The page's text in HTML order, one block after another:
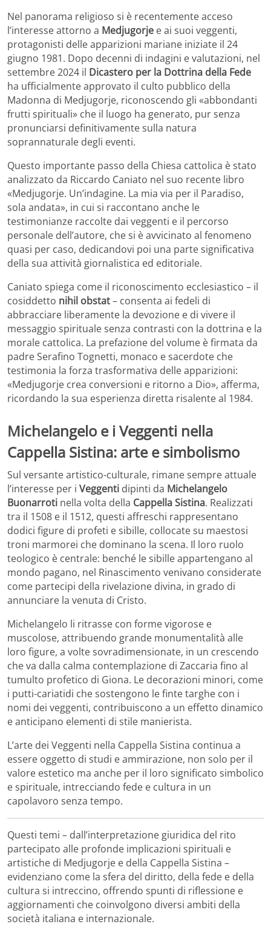
Nel panorama religioso si è recentemente acceso
l’interesse attorno a Medjugorje e ai suoi veggenti,
protagonisti delle apparizioni mariane iniziate il 24
giugno 1981. Dopo decenni di indagini e valutazioni, nel
settembre 2024 il Dicastero per la Dottrina della Fede
ha ufficialmente approvato il culto pubblico della
Madonna di Medjugorje, riconoscendo gli «abbondanti
frutti spirituali» che il luogo ha generato, pur senza
pronunciarsi definitivamente sulla natura
soprannaturale degli eventi.
Questo importante passo della Chiesa cattolica è stato
analizzato da Riccardo Caniato nel suo recente libro
«Medjugorje. Un’indagine. La mia via per il Paradiso,
sola andata», in cui si raccontano anche le
testimonianze raccolte dai veggenti e il percorso
personale dell’autore, che si è avvicinato al fenomeno
quasi per caso, dedicandovi poi una parte significativa
della sua attività giornalistica ed editoriale.
Caniato spiega come il riconoscimento ecclesiastico – il
cosiddetto nihil obstat– consenta ai fedeli di
abbracciare liberamente la devozione e di vivere il
messaggio spirituale senza contrasti con la dottrina e la
morale cattolica. La prefazione del volume è firmata da
padre Serafino Tognetti, monaco e sacerdote che
testimonia la forza trasformativa delle apparizioni:
«Medjugorje crea conversioni e ritorno a Dio», afferma,
ricordando la sua esperienza diretta risalente al 1984.
Michelangelo e i Veggenti nella
Cappella Sistina: arte e simbolismo
Sul versante artistico-culturale, rimane sempre attuale
l’interesse per i Veggenti dipinti da Michelangelo
Buonarroti nella volta della Cappella Sistina. Realizzati
tra il 1508 e il 1512, questi affreschi rappresentano
dodici figure di profeti e sibille, collocate su maestosi
troni marmorei che dominano la scena. Il loro ruolo
teologico è centrale: benché le sibille appartengano al
mondo pagano, nel Rinascimento venivano considerate
come partecipi della rivelazione divina, in grado di
annunciare la venuta di Cristo.
Michelangelo li ritrasse con forme vigorose e
muscolose, attribuendo grande monumentalità alle
loro figure, a volte sovradimensionate, in un crescendo
che va dalla calma contemplazione di Zaccaria fino al
tumulto profetico di Giona. Le decorazioni minori, come
i putti-cariatidi che sostengono le finte targhe con i
nomi dei veggenti, contribuiscono a un effetto dinamico
e anticipano elementi di stile manierista.
L’arte dei Veggenti nella Cappella Sistina continua a
essere oggetto di studi e ammirazione, non solo per il
valore estetico ma anche per il loro significato simbolico
e spirituale, intrecciando fede e cultura in un
capolavoro senza tempo.
Questi temi – dall’interpretazione giuridica del rito
partecipato alle profonde implicazioni spirituali e
artistiche di Medjugorje e della Cappella Sistina –
evidenziano come la sfera del diritto, della fede e della
cultura si intreccino, offrendo spunti di riflessione e
aggiornamenti che coinvolgono diversi ambiti della
società italiana e internazionale.